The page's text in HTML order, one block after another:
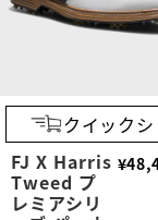
クイック
FJ X Harris
Tweed プ
レミアシリ